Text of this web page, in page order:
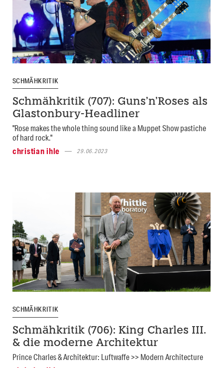
SCHMÄHKRITIK
Schmähkritik (707): Guns’n’Roses als
Glastonbury-Headliner
"Rose makes the whole thing sound like a Muppet Show pastiche
of hard rock."
christian ihle
29.06.2023
SCHMÄHKRITIK
Schmähkritik (706): King Charles III.
& die moderne Architektur
Prince Charles & Architektur: Luftwaffe >> Modern Architecture